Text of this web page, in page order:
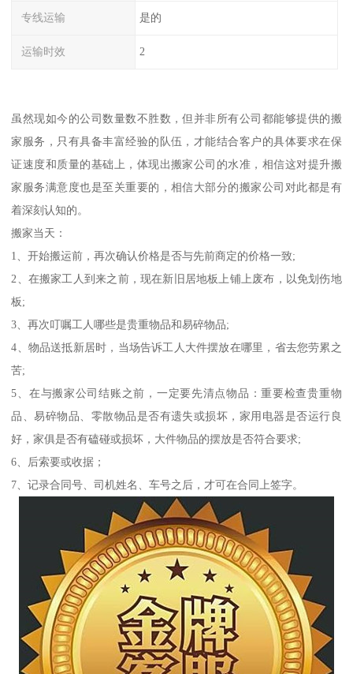
专线运输 是的
运输时效 2
虽然现如今的公司数量数不胜数，但并非所有公司都能够提供的搬
家服务，只有具备丰富经验的队伍，才能结合客户的具体要求在保
证速度和质量的基础上，体现出搬家公司的水准，相信这对提升搬
家服务满意度也是至关重要的，相信大部分的搬家公司对此都是有
着深刻认知的。
搬家当天：
1、开始搬运前，再次确认价格是否与先前商定的价格一致;
2、在搬家工人到来之前，现在新旧居地板上铺上废布，以免划伤地
板;
3、再次叮嘱工人哪些是贵重物品和易碎物品;
4、物品送抵新居时，当场告诉工人大件摆放在哪里，省去您劳累之
苦;
5、在与搬家公司结账之前，一定要先清点物品：重要检查贵重物
品、易碎物品、零散物品是否有遗失或损坏，家用电器是否运行良
好，家俱是否有磕碰或损坏，大件物品的摆放是否符合要求;
6、后索要或收据；
7、记录合同号、司机姓名、车号之后，才可在合同上签字。